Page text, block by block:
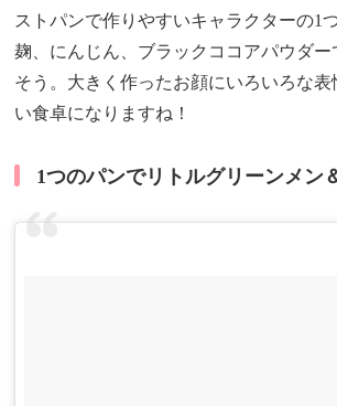
ストパンで作りやすいキャラクターの1
麹、にんじん、ブラックココアパウダ
そう。大きく作ったお顔にいろいろな表
い食卓になりますね！
1つのパンでリトルグリーンメン